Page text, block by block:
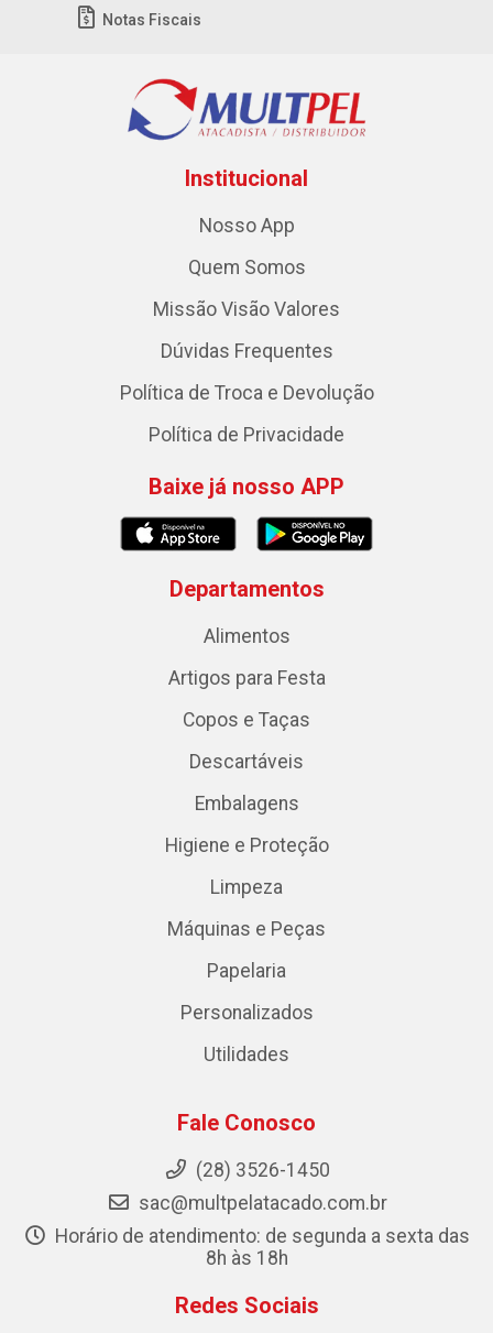
Notas Fiscais
Institucional
Nosso App
Quem Somos
Missão Visão Valores
Dúvidas Frequentes
Política de Troca e Devolução
Política de Privacidade
Baixe já nosso APP
Departamentos
Alimentos
Artigos para Festa
Copos e Taças
Descartáveis
Embalagens
Higiene e Proteção
Limpeza
Máquinas e Peças
Papelaria
Personalizados
Utilidades
Fale Conosco
(28) 3526-1450
sac@multpelatacado.com.br
Horário de atendimento: de segunda a sexta das
8h às 18h
Redes Sociais